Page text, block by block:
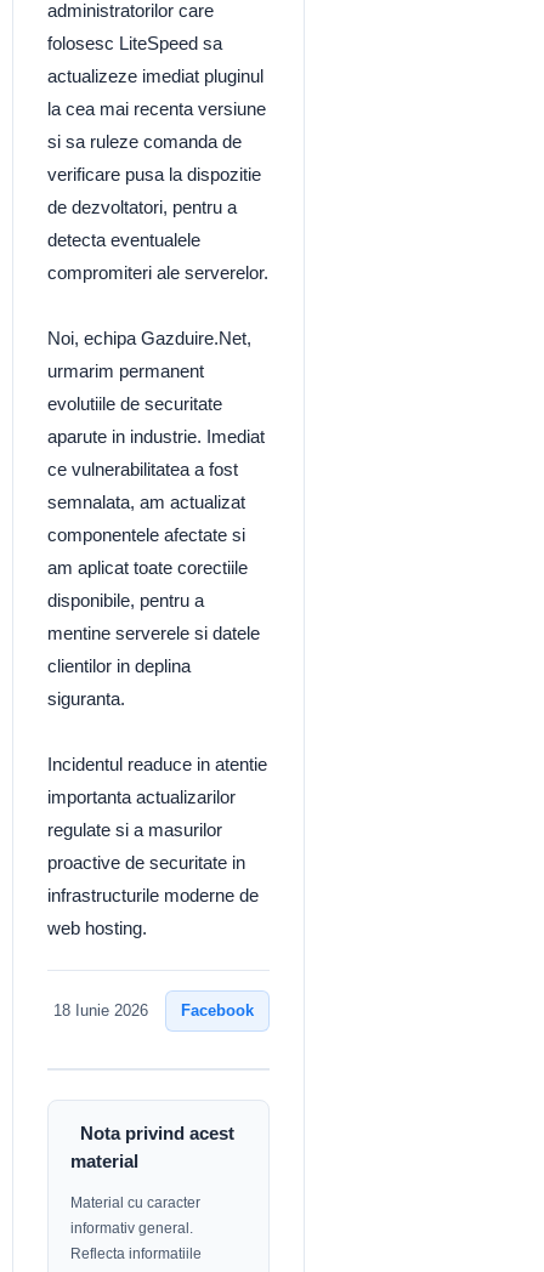
administratorilor care
folosesc LiteSpeed sa
actualizeze imediat pluginul
la cea mai recenta versiune
si sa ruleze comanda de
verificare pusa la dispozitie
de dezvoltatori, pentru a
detecta eventualele
compromiteri ale serverelor.
Noi, echipa Gazduire.Net,
urmarim permanent
evolutiile de securitate
aparute in industrie. Imediat
ce vulnerabilitatea a fost
semnalata, am actualizat
componentele afectate si
am aplicat toate corectiile
disponibile, pentru a
mentine serverele si datele
clientilor in deplina
siguranta.
Incidentul readuce in atentie
importanta actualizarilor
regulate si a masurilor
proactive de securitate in
infrastructurile moderne de
web hosting.
18 Iunie 2026 Facebook
Nota privind acest
material
Material cu caracter
informativ general.
Reflecta informatiile